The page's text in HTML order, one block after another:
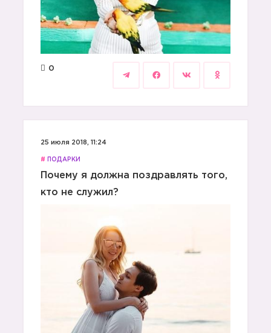
0
25 июля 2018, 11:24
# ПОДАРКИ
Почему я должна поздравлять того,
кто не служил?